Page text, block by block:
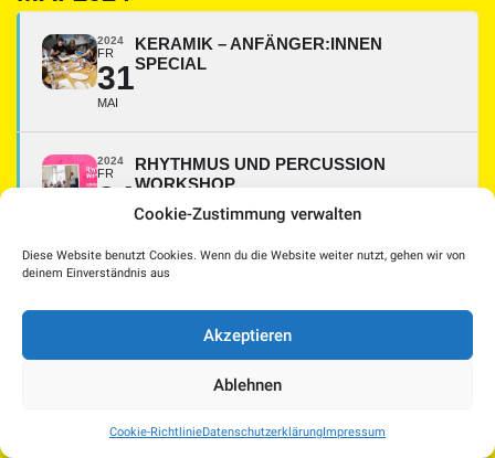
Cookie-Zustimmung verwalten
Diese Website benutzt Cookies. Wenn du die Website weiter nutzt, gehen wir von
deinem Einverständnis aus
Akzeptieren
Ablehnen
Cookie-RichtlinieDatenschutzerklärungImpressum
2024
FR
31
MAI
KERAMIK – ANFÄNGER:INNEN
SPECIAL
2024
FR
24
RHYTHMUS UND PERCUSSION
WORKSHOP
2024
24
24bedruckten T-Shirt